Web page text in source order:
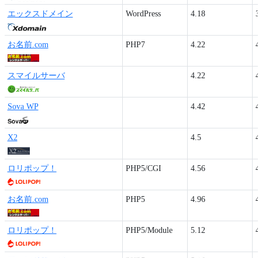
エックスドメイン WordPress 4.18
お名前.com PHP7 4.22
スマイルサーバ 4.22
Sova WP 4.42
X2 4.5
ロリポップ！ PHP5/CGI 4.56
お名前.com PHP5 4.96
ロリポップ！ PHP5/Module 5.12